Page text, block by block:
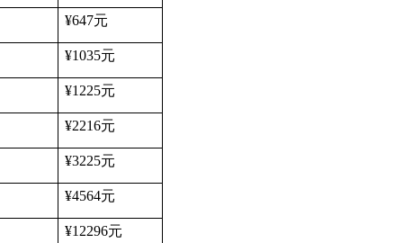
¥647元
¥1035元
¥1225元
¥2216元
¥3225元
¥4564元
¥12296元